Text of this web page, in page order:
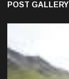
POST GALLERY